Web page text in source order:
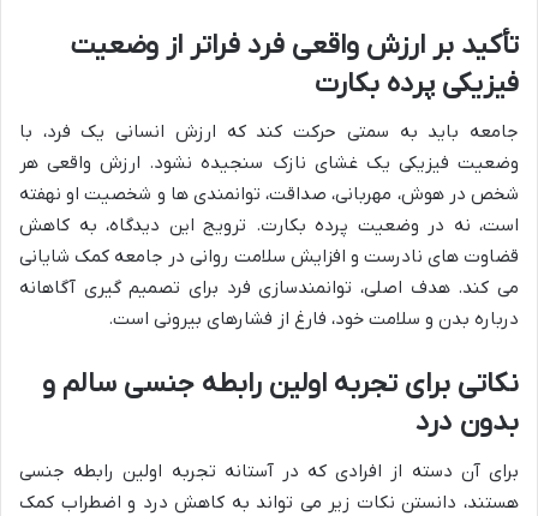
تأکید بر ارزش واقعی فرد فراتر از وضعیت
فیزیکی پرده بکارت
جامعه باید به سمتی حرکت کند که ارزش انسانی یک فرد، با
وضعیت فیزیکی یک غشای نازک سنجیده نشود. ارزش واقعی هر
شخص در هوش، مهربانی، صداقت، توانمندی ها و شخصیت او نهفته
است، نه در وضعیت پرده بکارت. ترویج این دیدگاه، به کاهش
قضاوت های نادرست و افزایش سلامت روانی در جامعه کمک شایانی
می کند. هدف اصلی، توانمندسازی فرد برای تصمیم گیری آگاهانه
درباره بدن و سلامت خود، فارغ از فشارهای بیرونی است.
نکاتی برای تجربه اولین رابطه جنسی سالم و
بدون درد
برای آن دسته از افرادی که در آستانه تجربه اولین رابطه جنسی
هستند، دانستن نکات زیر می تواند به کاهش درد و اضطراب کمک